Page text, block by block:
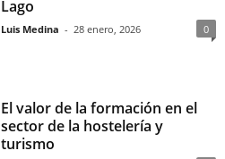
Lago
Luis Medina - 28 enero, 2026 0
El valor de la formación en el
sector de la hostelería y
turismo